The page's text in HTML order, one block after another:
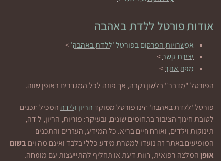
אודות פורטל ללדת באהבה
אפשרויות הפרסום בפורטל 'ללדת באהבה'>
יצירת קשר>
מפת אתר>
הפורטל "מדבר" בלשון נקבה, אך פונה לכל המגדרים באופן שווה.
פורטל 'ללדת באהבה' הינו פורטל ממוקד הריון ולידההמכיל תכנים
לטובת חינוך הציבור בתחומים שונים, ובעיקר: פוריות, הריון, לידה,
תינוקות וילדים, ואורח חיים בריא. כל המידע, העזרים והתכנים
המופיעים באתר זה נועדו למטרת מידע כללי בלבד ואינם מהוויםבשום
אופן המלצה רפואית, חוות דעת או תחליף להתייעצות עם מומחה.